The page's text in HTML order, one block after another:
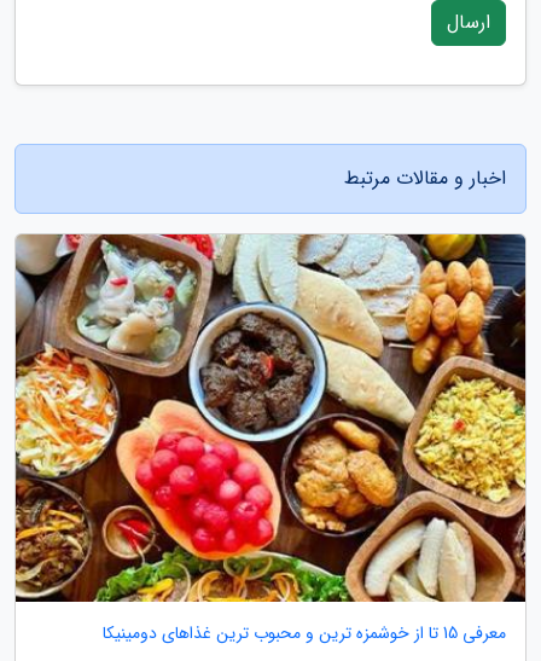
ارسال
اخبار و مقالات مرتبط
معرفی 15 تا از خوشمزه ترین و محبوب ترین غذاهای دومینیکا